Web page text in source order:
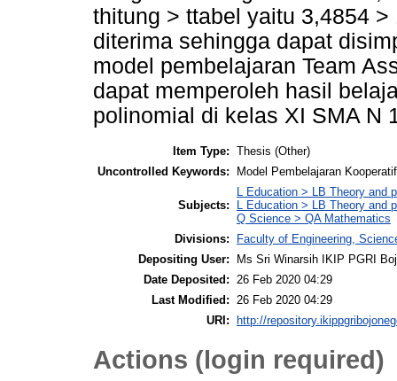
thitung > ttabel yaitu 3,4854
diterima sehingga dapat
model pembelajaran Team
dapat memperoleh hasil
polinomial di kelas XI SMA N
Item Type: Thesis (Other)
Uncontrolled Keywords:
Model Pembelajaran
Subjects:
L Education > LB Theory and
L Education > LB Theory
Q Science > QA Mathematics
Divisions:
Faculty of Engineering,
Depositing User:
Ms Sri Winarsih IKIP PGRI
Date Deposited:
26 Feb 2020 04:29
Last Modified:
26 Feb 2020 04:29
URI:
http://
Actions (login required)